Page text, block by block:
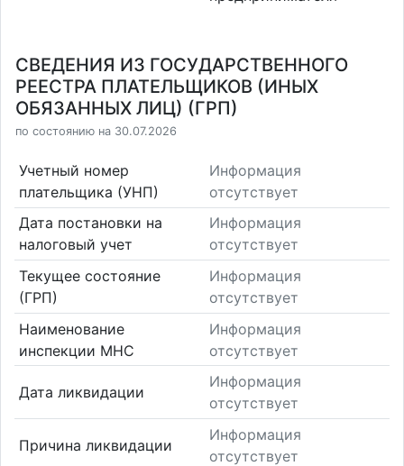
СВЕДЕНИЯ ИЗ ГОСУДАРСТВЕННОГО
РЕЕСТРА ПЛАТЕЛЬЩИКОВ (ИНЫХ
ОБЯЗАННЫХ ЛИЦ) (ГРП)
по состоянию на 30.07.2026
Учетный номер
плательщика (УНП)
Информация
отсутствует
Дата постановки на
налоговый учет
Информация
отсутствует
Текущее состояние
(ГРП)
Информация
отсутствует
Наименование
инспекции МНС
Информация
отсутствует
Дата ликвидации
Информация
отсутствует
Причина ликвидации
Информация
отсутствует